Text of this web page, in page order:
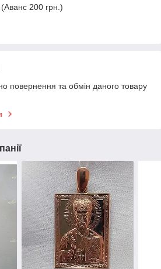
200 грн.)
повернення та обмін даного товару